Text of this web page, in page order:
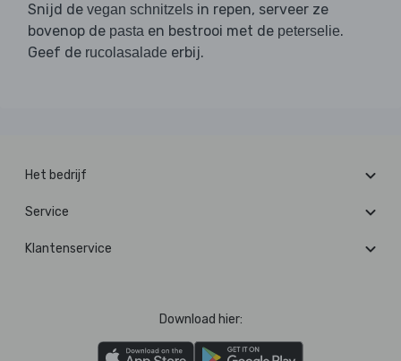
Snijd de vegan schnitzels in repen, serveer ze
bovenop de pasta en bestrooi met de peterselie.
Geef de rucolasalade erbij.
Het bedrijf
Service
Klantenservice
Download hier: